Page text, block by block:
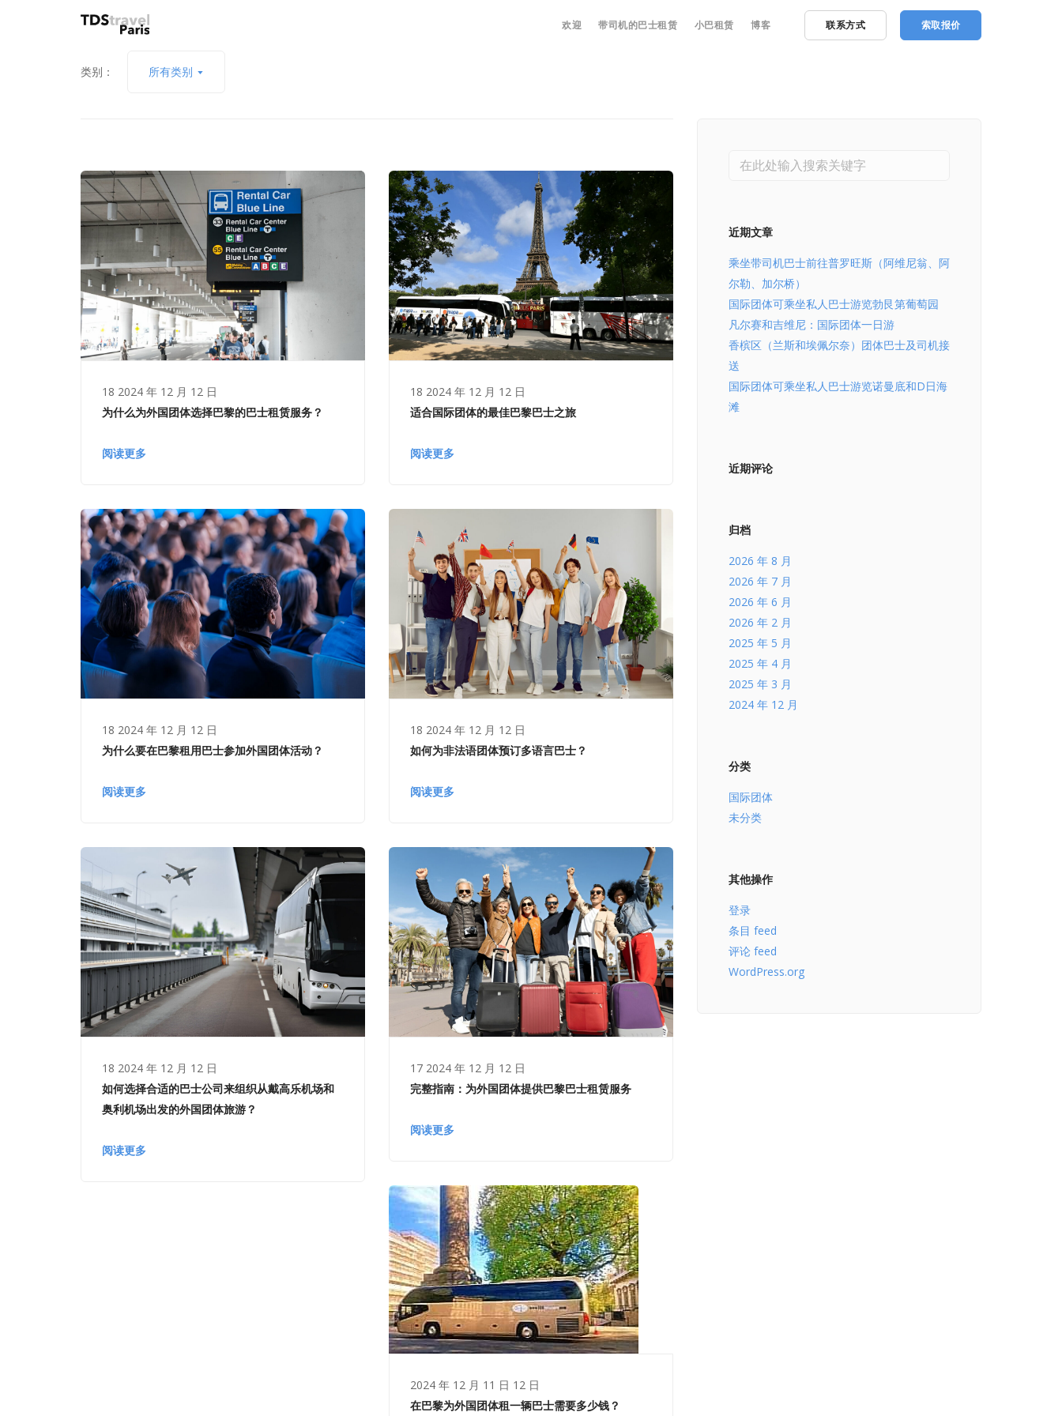
欢迎 带司机的巴士租赁 小巴租赁 博客 联系方式 索取报价
类别： 所有类别
18 2024 年 12 月 12 日
为什么为外国团体选择巴黎的巴士租赁服务？
阅读更多
18 2024 年 12 月 12 日
适合国际团体的最佳巴黎巴士之旅
阅读更多
18 2024 年 12 月 12 日
为什么要在巴黎租用巴士参加外国团体活动？
阅读更多
18 2024 年 12 月 12 日
如何为非法语团体预订多语言巴士？
阅读更多
18 2024 年 12 月 12 日
如何选择合适的巴士公司来组织从戴高乐机场和
奥利机场出发的外国团体旅游？
阅读更多
17 2024 年 12 月 12 日
完整指南：为外国团体提供巴黎巴士租赁服务
阅读更多
2024 年 12 月 11 日 12 日
在巴黎为外国团体租一辆巴士需要多少钱？
近期文章
乘坐带司机巴士前往普罗旺斯（阿维尼翁、阿
尔勒、加尔桥）
国际团体可乘坐私人巴士游览勃艮第葡萄园
凡尔赛和吉维尼：国际团体一日游
香槟区（兰斯和埃佩尔奈）团体巴士及司机接
送
国际团体可乘坐私人巴士游览诺曼底和D日海
滩
近期评论
归档
2026 年 8 月
2026 年 7 月
2026 年 6 月
2026 年 2 月
2025 年 5 月
2025 年 4 月
2025 年 3 月
2024 年 12 月
分类
国际团体
未分类
其他操作
登录
条目 feed
评论 feed
WordPress.org